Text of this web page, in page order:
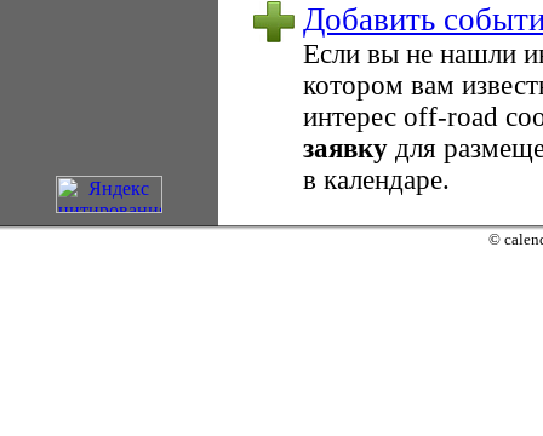
Добавить
Если вы не нашли
котором вам
интерес оff-road
заявку для
в календаре.
©